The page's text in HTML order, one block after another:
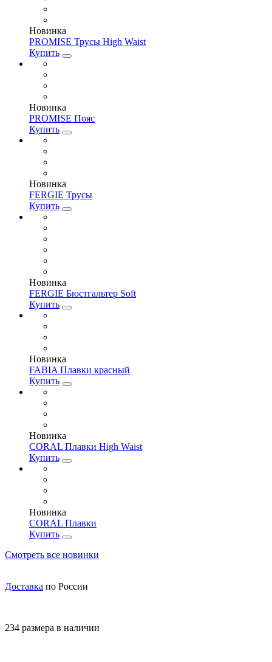
Новинка
PROMISE Трусы High Waist
Купить
Новинка
PROMISE Пояс
Купить
Новинка
FERGIE Трусы
Купить
Новинка
FERGIE Бюстгальтер Soft
Купить
Новинка
FABIA Плавки красный
Купить
Новинка
CORAL Плавки High Waist
Купить
Новинка
CORAL Плавки
Купить
Смотреть все новинки
Доставка по России
234 размера в наличии